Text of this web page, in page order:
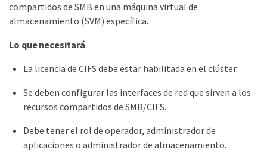
compartidos de SMB en una máquina virtual de
almacenamiento (SVM) específica.
Lo que necesitará
La licencia de CIFS debe estar habilitada en el clúster.
Se deben configurar las interfaces de red que sirven a los
recursos compartidos de SMB/CIFS.
Debe tener el rol de operador, administrador de
aplicaciones o administrador de almacenamiento.